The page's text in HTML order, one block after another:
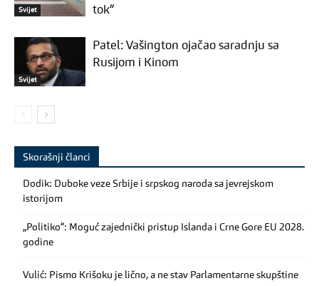
Svijet
tok“
Svijet
Patel: Vašington ojačao saradnju sa
Rusijom i Kinom
Skorašnji članci
Dodik: Duboke veze Srbije i srpskog naroda sa jevrejskom
istorijom
„Politiko“: Moguć zajednički pristup Islanda i Crne Gore EU 2028.
godine
Vulić: Pismo Krišoku je lično, a ne stav Parlamentarne skupštine